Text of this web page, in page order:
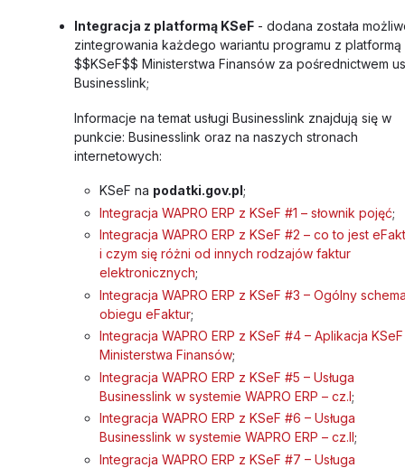
Integracja z platformą KSeF - dodana została
zintegrowania każdego wariantu programu z platformą
$$KSeF$$ Ministerstwa Finansów za pośrednictwem
Businesslink;
Informacje na temat usługi Businesslink znajdują się w
punkcie: Businesslink oraz na naszych stronach
internetowych:
KSeF na podatki.gov.pl;
Integracja WAPRO ERP z KSeF #1 – słownik pojęć;
Integracja WAPRO ERP z KSeF #2 – co to jest
i czym się różni od innych rodzajów faktur
elektronicznych;
Integracja WAPRO ERP z KSeF #3 – Ogólny
obiegu eFaktur;
Integracja WAPRO ERP z KSeF #4 – Aplikacja KSeF
Ministerstwa Finansów;
Integracja WAPRO ERP z KSeF #5 – Usługa
Businesslink w systemie WAPRO ERP – cz.I;
Integracja WAPRO ERP z KSeF #6 – Usługa
Businesslink w systemie WAPRO ERP – cz.II;
Integracja WAPRO ERP z KSeF #7 – Usługa